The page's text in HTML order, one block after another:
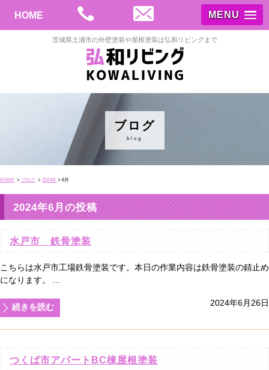
MENU
茨城県土浦市の外壁塗装や屋根塗装は弘和リビングまで
HOME
ブログ
blog
HOME > ブログ > 2024年 > 6月
2024年6月の投稿
水戸市 鉄骨塗装
こちらは水戸市工場鉄骨塗装です。本日の作業内容は鉄骨塗装の錆止め
になります。 ...
2024年6月26日
続きを読む
つくば市アパートBC棟屋根塗装